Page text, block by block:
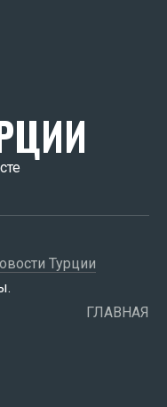
Турции
ГЛАВНАЯ